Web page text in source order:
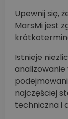
Upewnij się,
MarsMi jest
Istnieje
najczęściej
techniczna i